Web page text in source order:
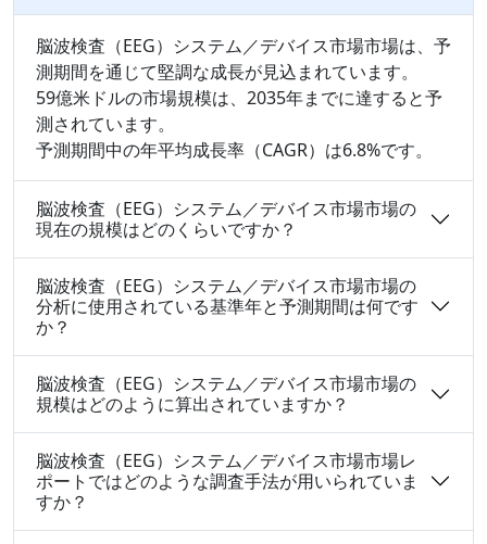
脳波検査（EEG）システム／デバイス市場市場は、予
測期間を通じて堅調な成長が見込まれています。
59億米ドルの市場規模は、2035年までに達すると予
測されています。
予測期間中の年平均成長率（CAGR）は6.8%です。
脳波検査（EEG）システム／デバイス市場市場の
現在の規模はどのくらいですか？
脳波検査（EEG）システム／デバイス市場市場の
分析に使用されている基準年と予測期間は何です
か？
脳波検査（EEG）システム／デバイス市場市場の
規模はどのように算出されていますか？
脳波検査（EEG）システム／デバイス市場市場レ
ポートではどのような調査手法が用いられていま
すか？